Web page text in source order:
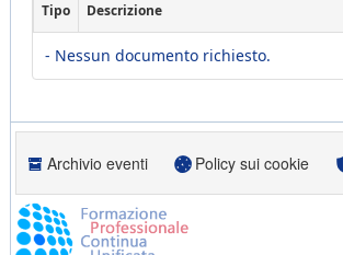
Tipo Descrizione
- Nessun documento richiesto.
Archivio eventi Policy sui cookie